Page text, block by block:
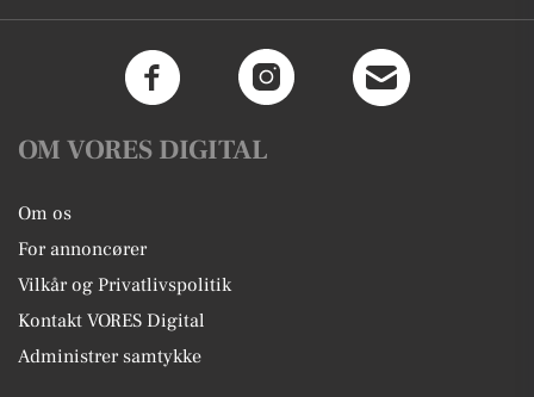
OM VORES DIGITAL
Om os
For annoncører
Vilkår og Privatlivspolitik
Kontakt VORES Digital
Administrer samtykke